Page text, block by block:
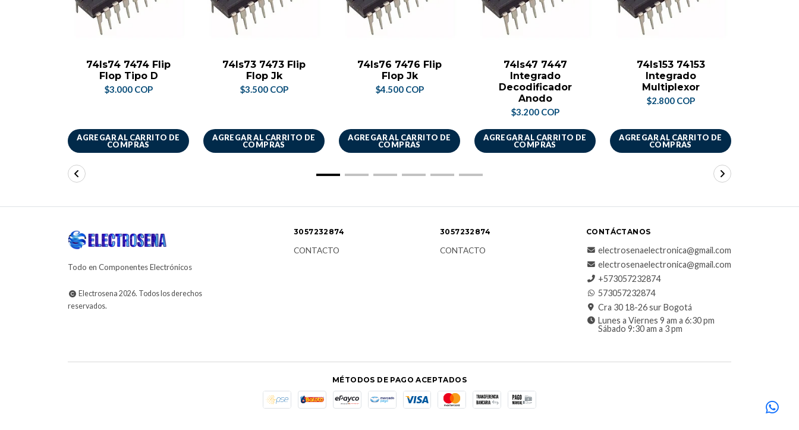
74ls74 7474 Flip
Flop Tipo D
$3.000 COP
AGREGAR AL CARRITO DE
COMPRAS
74ls73 7473 Flip
Flop Jk
$3.500 COP
AGREGAR AL CARRITO DE
COMPRAS
74ls76 7476 Flip
Flop Jk
$4.500 COP
AGREGAR AL CARRITO DE
COMPRAS
74ls47 7447
Integrado
Decodificador
Anodo
$3.200 COP
AGREGAR AL CARRITO DE
COMPRAS
74ls153 74153
Integrado
Multiplexor
$2.800 COP
AGREGAR AL CARRITO DE
COMPRAS
Todo en Componentes Electrónicos
Electrosena 2026. Todos los derechos
reservados.
3057232874
CONTACTO
3057232874
CONTACTO
CONTÁCTANOS
electrosenaelectronica@gmail.com
electrosenaelectronica@gmail.com
+573057232874
573057232874
Cra 30 18-26 sur Bogotá
Lunes a Viernes 9 am a 6:30 pm
Sábado 9:30 am a 3 pm
MÉTODOS DE PAGO ACEPTADOS